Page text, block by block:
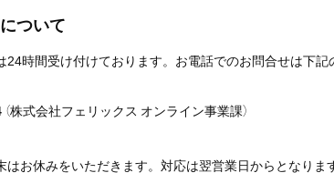
ついて
24時間受け付けております。お電話でのお問合せは下記
（株式会社フェリックス オンライン事業課）
お休みをいただきます。対応は翌営業日からとなりま